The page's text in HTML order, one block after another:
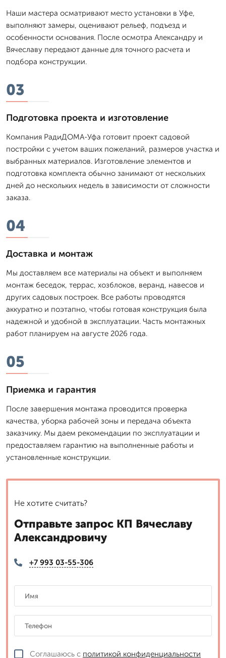
Наши мастера осматривают место установки в Уфе,
выполняют замеры, оценивают рельеф, подъезд и
особенности основания. После осмотра Александру и
Вячеславу передают данные для точного расчета и
подбора конструкции.
03
Подготовка проекта и изготовление
Компания РадиДОМА-Уфа готовит проект садовой
постройки с учетом ваших пожеланий, размеров участка и
выбранных материалов. Изготовление элементов и
подготовка комплекта обычно занимают от нескольких
дней до нескольких недель в зависимости от сложности
заказа.
04
Доставка и монтаж
Мы доставляем все материалы на объект и выполняем
монтаж беседок, террас, хозблоков, веранд, навесов и
других садовых построек. Все работы проводятся
аккуратно и поэтапно, чтобы готовая конструкция была
надежной и удобной в эксплуатации. Часть монтажных
работ планируем на августе 2026 года.
05
Приемка и гарантия
После завершения монтажа проводится проверка
качества, уборка рабочей зоны и передача объекта
заказчику. Мы даем рекомендации по эксплуатации и
предоставляем гарантию на выполненные работы и
установленные конструкции.
Не хотите считать?
Отправьте запрос КП Вячеславу
Александровичу
+7 993 03-55-306
Соглашаюсь с политикой конфиденциальности